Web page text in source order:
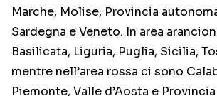
Marche, Molise, Provincia
Sardegna e Veneto. In area
Basilicata, Liguria, Puglia, Sicilia,
mentre nell’area rossa ci sono
Piemonte, Valle d’Aosta e